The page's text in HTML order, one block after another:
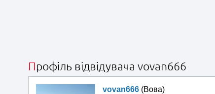
Профіль відвідувача vovan666
vovan666 (Вова)